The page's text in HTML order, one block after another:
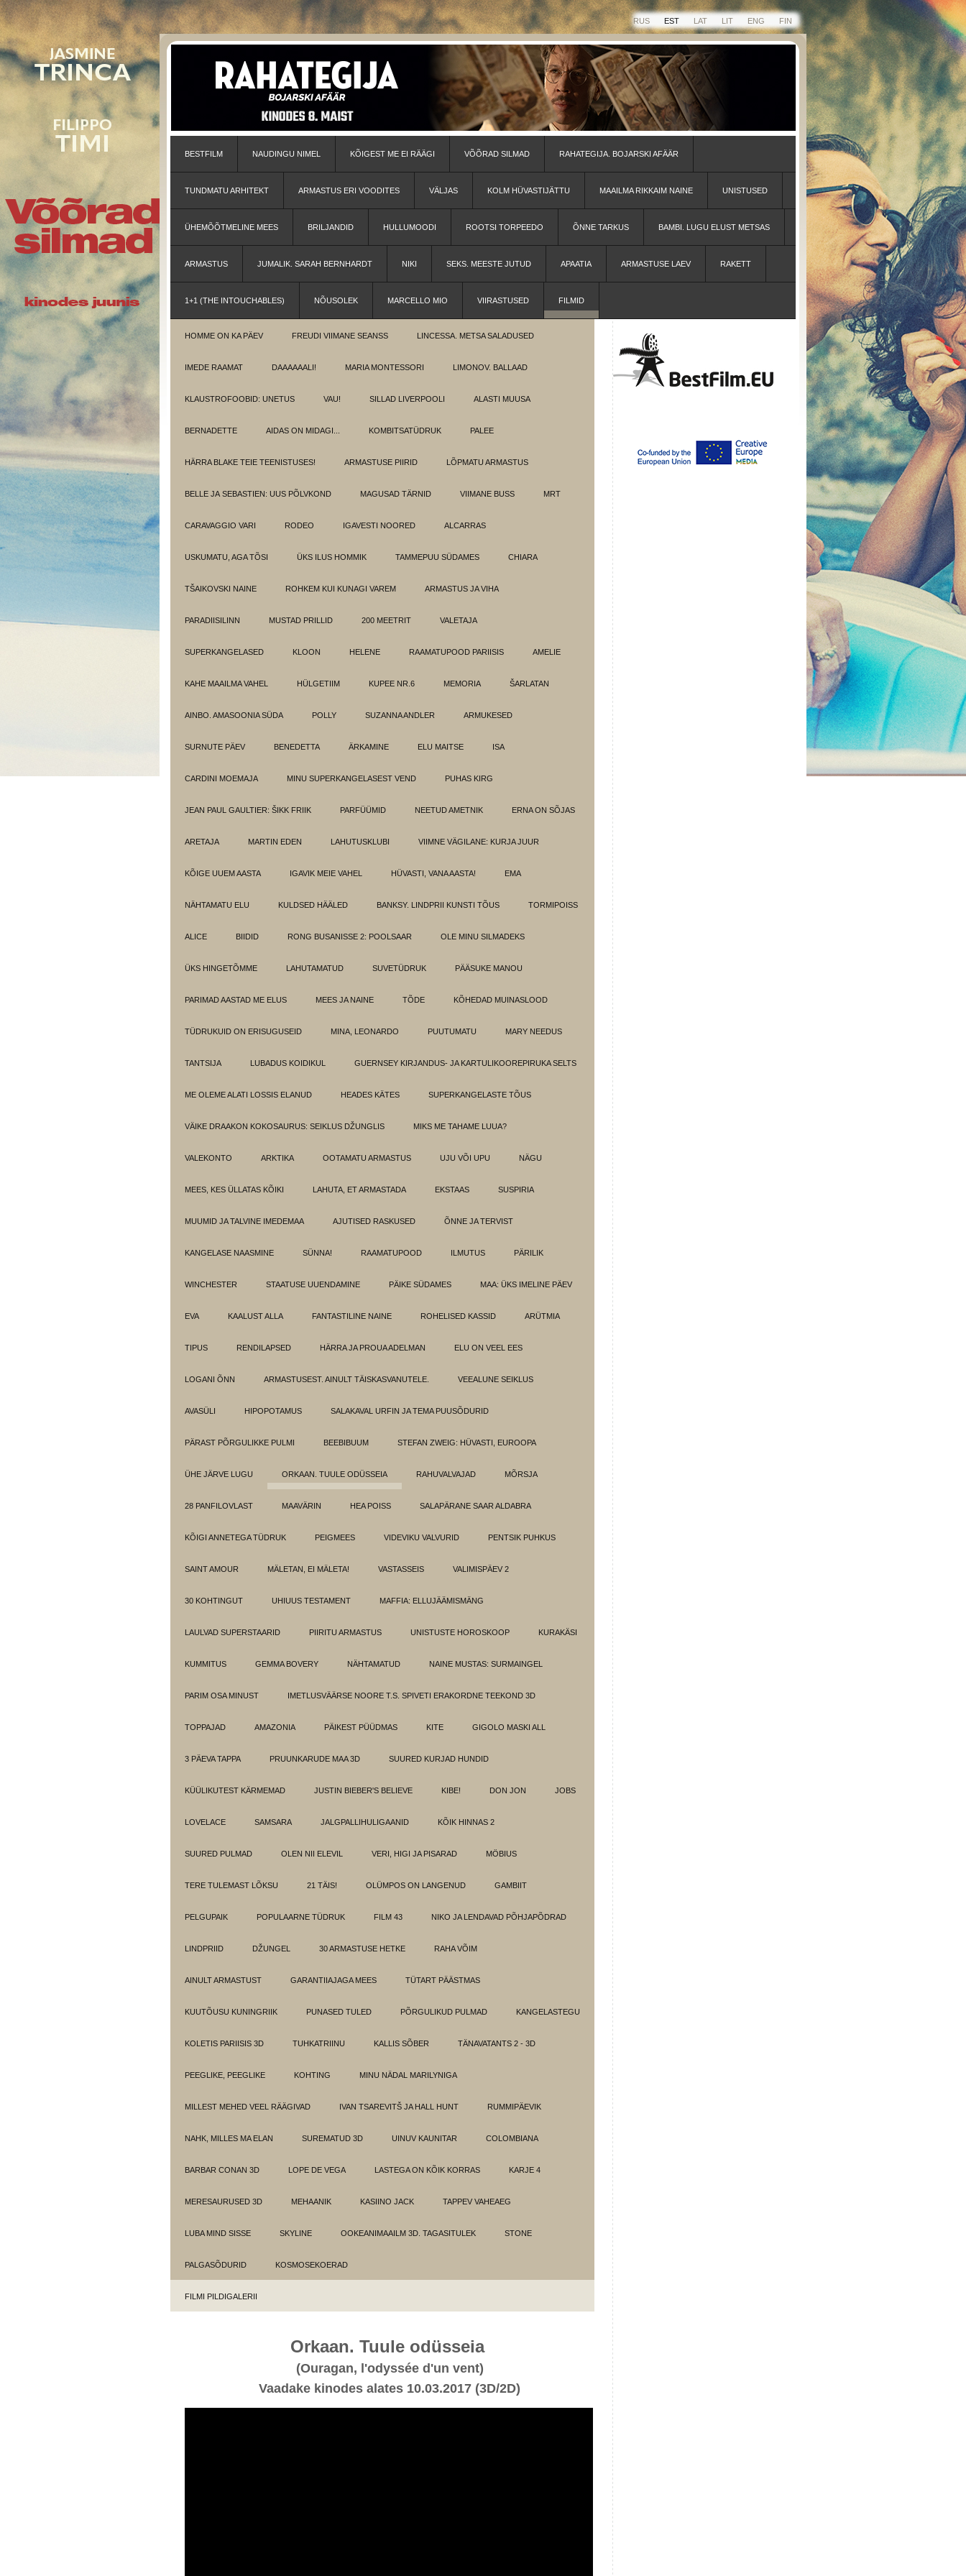
RUS EST LAT LIT ENG FIN
BESTFILM NAUDINGU NIMEL KÕIGEST ME EI RÄÄGI VÕÕRAD SILMAD RAHATEGIJA. BOJARSKI AFÄÄR
TUNDMATU ARHITEKT ARMASTUS ERI VOODITES VÄLJAS KOLM HÜVASTIJÄTTU MAAILMA RIKKAIM NAINE UNISTUSED
ÜHEMÕÕTMELINE MEES BRILJANDID HULLUMOODI ROOTSI TORPEEDO ÕNNE TARKUS BAMBI. LUGU ELUST METSAS
ARMASTUS JUMALIK. SARAH BERNHARDT NIKI SEKS. MEESTE JUTUD APAATIA ARMASTUSE LAEV RAKETT
1+1 (THE INTOUCHABLES) NÕUSOLEK MARCELLO MIO VIIRASTUSED FILMID
HOMME ON KA PÄEV FREUDI VIIMANE SEANSS LINCESSA. METSA SALADUSED
IMEDE RAAMAT DAAAAAALI! MARIA MONTESSORI LIMONOV. BALLAAD
KLAUSTROFOOBID: UNETUS VAU! SILLAD LIVERPOOLI ALASTI MUUSA
BERNADETTE AIDAS ON MIDAGI... KOMBITSATÜDRUK PALEE
HÄRRA BLAKE TEIE TEENISTUSES! ARMASTUSE PIIRID LÕPMATU ARMASTUS
BELLE JA SEBASTIEN: UUS PÕLVKOND MAGUSAD TÄRNID VIIMANE BUSS MRT
CARAVAGGIO VARI RODEO IGAVESTI NOORED ALCARRAS
USKUMATU, AGA TÕSI ÜKS ILUS HOMMIK TAMMEPUU SÜDAMES CHIARA
TŠAIKOVSKI NAINE ROHKEM KUI KUNAGI VAREM ARMASTUS JA VIHA
PARADIISILINN MUSTAD PRILLID 200 MEETRIT VALETAJA
SUPERKANGELASED KLOON HELENE RAAMATUPOOD PARIISIS AMELIE
KAHE MAAILMA VAHEL HÜLGETIIM KUPEE NR.6 MEMORIA ŠARLATAN
AINBO. AMASOONIA SÜDA POLLY SUZANNA ANDLER ARMUKESED
SURNUTE PÄEV BENEDETTA ÄRKAMINE ELU MAITSE ISA
CARDINI MOEMAJA MINU SUPERKANGELASEST VEND PUHAS KIRG
JEAN PAUL GAULTIER: ŠIKK FRIIK PARFÜÜMID NEETUD AMETNIK ERNA ON SÕJAS
ARETAJA MARTIN EDEN LAHUTUSKLUBI VIIMNE VÄGILANE: KURJA JUUR
KÕIGE UUEM AASTA IGAVIK MEIE VAHEL HÜVASTI, VANA AASTA! EMA
NÄHTAMATU ELU KULDSED HÄÄLED BANKSY. LINDPRII KUNSTI TÕUS TORMIPOISS
ALICE BIIDID RONG BUSANISSE 2: POOLSAAR OLE MINU SILMADEKS
ÜKS HINGETÕMME LAHUTAMATUD SUVETÜDRUK PÄÄSUKE MANOU
PARIMAD AASTAD ME ELUS MEES JA NAINE TÕDE KÕHEDAD MUINASLOOD
TÜDRUKUID ON ERISUGUSEID MINA, LEONARDO PUUTUMATU MARY NEEDUS
TANTSIJA LUBADUS KOIDIKUL GUERNSEY KIRJANDUS- JA KARTULIKOOREPIRUKA SELTS
ME OLEME ALATI LOSSIS ELANUD HEADES KÄTES SUPERKANGELASTE TÕUS
VÄIKE DRAAKON KOKOSAURUS: SEIKLUS DŽUNGLIS MIKS ME TAHAME LUUA?
VALEKONTO ARKTIKA OOTAMATU ARMASTUS UJU VÕI UPU NÄGU
MEES, KES ÜLLATAS KÕIKI LAHUTA, ET ARMASTADA EKSTAAS SUSPIRIA
MUUMID JA TALVINE IMEDEMAA AJUTISED RASKUSED ÕNNE JA TERVIST
KANGELASE NAASMINE SÜNNA! RAAMATUPOOD ILMUTUS PÄRILIK
WINCHESTER STAATUSE UUENDAMINE PÄIKE SÜDAMES MAA: ÜKS IMELINE PÄEV
EVA KAALUST ALLA FANTASTILINE NAINE ROHELISED KASSID ARÜTMIA
TIPUS RENDILAPSED HÄRRA JA PROUA ADELMAN ELU ON VEEL EES
LOGANI ÕNN ARMASTUSEST. AINULT TÄISKASVANUTELE. VEEALUNE SEIKLUS
AVASÜLI HIPOPOTAMUS SALAKAVAL URFIN JA TEMA PUUSÕDURID
PÄRAST PÕRGULIKKE PULMI BEEBIBUUM STEFAN ZWEIG: HÜVASTI, EUROOPA
ÜHE JÄRVE LUGU ORKAAN. TUULE ODÜSSEIA RAHUVALVAJAD MÕRSJA
28 PANFILOVLAST MAAVÄRIN HEA POISS SALAPÄRANE SAAR ALDABRA
KÕIGI ANNETEGA TÜDRUK PEIGMEES VIDEVIKU VALVURID PENTSIK PUHKUS
SAINT AMOUR MÄLETAN, EI MÄLETA! VASTASSEIS VALIMISPÄEV 2
30 KOHTINGUT UHIUUS TESTAMENT MAFFIA: ELLUJÄÄMISMÄNG
LAULVAD SUPERSTAARID PIIRITU ARMASTUS UNISTUSTE HOROSKOOP KURAKÄSI
KUMMITUS GEMMA BOVERY NÄHTAMATUD NAINE MUSTAS: SURMAINGEL
PARIM OSA MINUST IMETLUSVÄÄRSE NOORE T.S. SPIVETI ERAKORDNE TEEKOND 3D
TOPPAJAD AMAZONIA PÄIKEST PÜÜDMAS KITE GIGOLO MASKI ALL
3 PÄEVA TAPPA PRUUNKARUDE MAA 3D SUURED KURJAD HUNDID
KÜÜLIKUTEST KÄRMEMAD JUSTIN BIEBER'S BELIEVE KIBE! DON JON JOBS
LOVELACE SAMSARA JALGPALLIHULIGAANID KÕIK HINNAS 2
SUURED PULMAD OLEN NII ELEVIL VERI, HIGI JA PISARAD MÖBIUS
TERE TULEMAST LÕKSU 21 TÄIS! OLÜMPOS ON LANGENUD GAMBIIT
PELGUPAIK POPULAARNE TÜDRUK FILM 43 NIKO JA LENDAVAD PÕHJAPÕDRAD
LINDPRIID DŽUNGEL 30 ARMASTUSE HETKE RAHA VÕIM
AINULT ARMASTUST GARANTIIAJAGA MEES TÜTART PÄÄSTMAS
KUUTÕUSU KUNINGRIIK PUNASED TULED PÕRGULIKUD PULMAD KANGELASTEGU
KOLETIS PARIISIS 3D TUHKATRIINU KALLIS SÕBER TÄNAVATANTS 2 - 3D
PEEGLIKE, PEEGLIKE KOHTING MINU NÄDAL MARILYNIGA
MILLEST MEHED VEEL RÄÄGIVAD IVAN TSAREVITŠ JA HALL HUNT RUMMIPÄEVIK
NAHK, MILLES MA ELAN SUREMATUD 3D UINUV KAUNITAR COLOMBIANA
BARBAR CONAN 3D LOPE DE VEGA LASTEGA ON KÕIK KORRAS KARJE 4
MERESAURUSED 3D MEHAANIK KASIINO JACK TAPPEV VAHEAEG
LUBA MIND SISSE SKYLINE OOKEANIMAAILM 3D. TAGASITULEK STONE
PALGASÕDURID KOSMOSEKOERAD
FILMI PILDIGALERII
Orkaan. Tuule odüsseia
(Ouragan, l'odyssée d'un vent)
Vaadake kinodes alates 10.03.2017 (3D/2D)